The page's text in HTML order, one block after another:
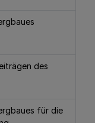
des
für die